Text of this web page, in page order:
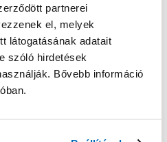
partnerei
el, melyek
látogatásának adatait
szóló hirdetések
Bővebb információ